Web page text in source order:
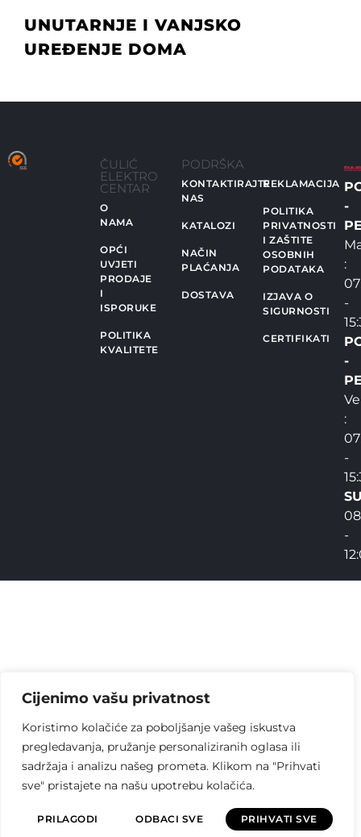
Cijenimo vašu privatnost
Koristimo kolačiće za poboljšanje vašeg iskustva
pregledavanja, pružanje personaliziranih oglasa ili
sadržaja i analizu našeg prometa. Klikom na "Prihvati
sve" pristajete na našu upotrebu kolačića.
PRILAGODI ODBACI SVE PRIHVATI SVE
UNUTARNJE I VANJSKO
UREĐENJE DOMA
ČULIĆ
ELEKTRO
CENTAR
O
NAMA
OPĆI
UVJETI
PRODAJE
I
ISPORUKE
POLITIKA
KVALITETE
PODRŠKA
KONTAKTIRAJTE
NAS
KATALOZI
NAČIN
PLAĆANJA
DOSTAVA
REKLAMACIJA
POLITIKA
PRIVATNOSTI
I ZAŠTITE
OSOBNIH
PODATAKA
IZJAVA O
SIGURNOSTI
CERTIFIKATI
-
:
-
-
:
-
-